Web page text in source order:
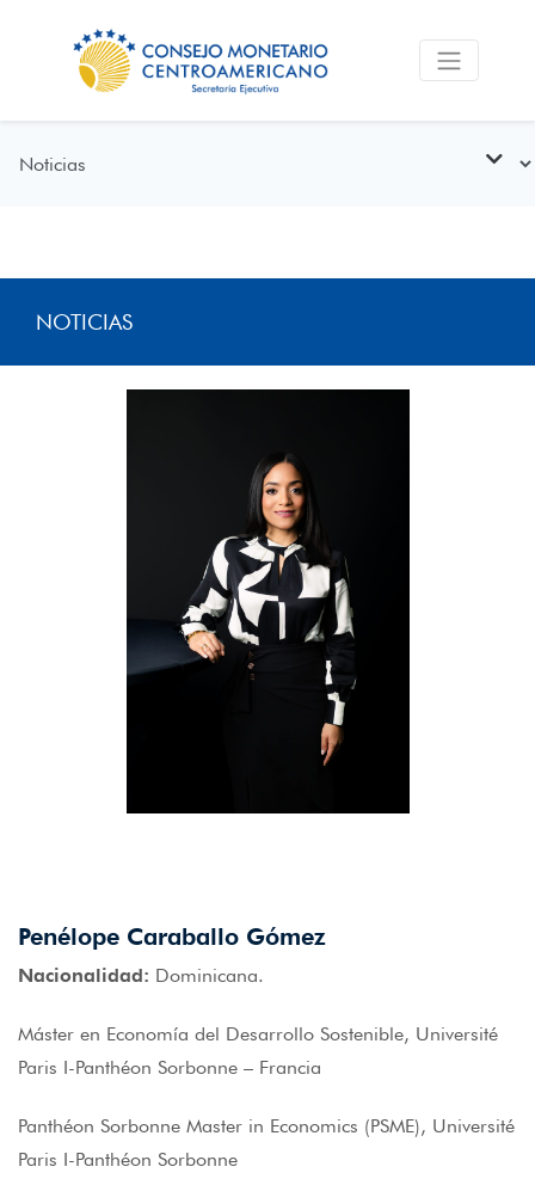
NOTICIAS
Penélope Caraballo Gómez
Nacionalidad: Dominicana.
Máster en Economía del Desarrollo Sostenible, Université
Paris I-Panthéon Sorbonne – Francia
Panthéon Sorbonne Master in Economics (PSME), Université
Paris I-Panthéon Sorbonne